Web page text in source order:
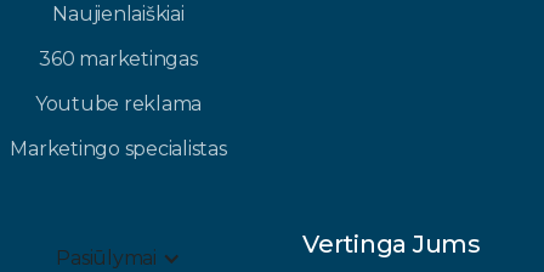
Naujienlaiškiai
360 marketingas
Youtube reklama
Marketingo specialistas
Pasiūlymai Vertinga Jums